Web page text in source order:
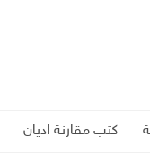
كتب مقارنة اديان